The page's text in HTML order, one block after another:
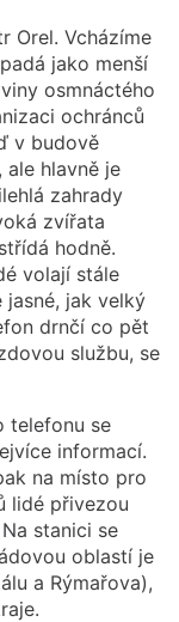
Orel. Vcházíme
jako menší
osmnáctého
ochránců
v budově
hlavně je
zahrady
zvířata
hodně.
volají stále
jasné, jak velký
drnčí co pět
službu, se
telefonu se
informací.
na místo pro
lidé přivezou
stanici se
oblastí je
a Rýmařova),